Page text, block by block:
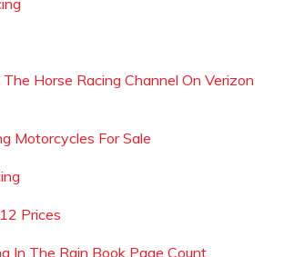
Horse Racing Channel On Verizon
Motorcycles For Sale
Prices
In The Rain Book Page Count